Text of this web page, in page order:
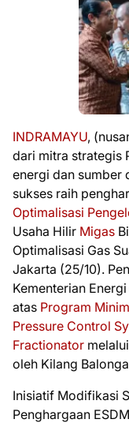
INDRAMAYU,
dari mitra strategis
energi dan sumber
sukses raih
Optimalisasi
Usaha Hilir Migas
Optimalisasi Gas
Jakarta (25/10).
Kementerian
atas Program
Pressure Control
Fractionator melalui
oleh Kilang
Inisiatif Modifikasi
Penghargaan ESDM